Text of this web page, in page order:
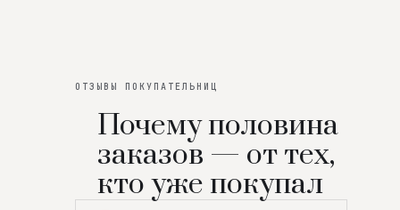
ОТЗЫВЫ ПОКУПАТЕЛЬНИЦ
Почему половина
заказов — от тех,
кто уже покупал